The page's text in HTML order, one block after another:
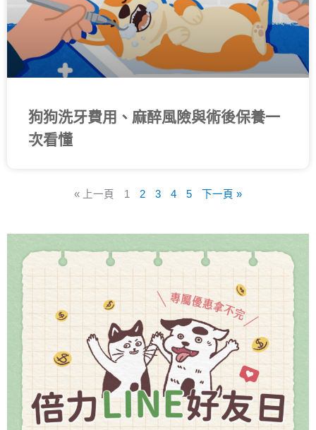
狗狗洗牙費用、麻醉風險與術後保養一
次看懂
« 上一頁 1 2 3 4 5 下一頁 »